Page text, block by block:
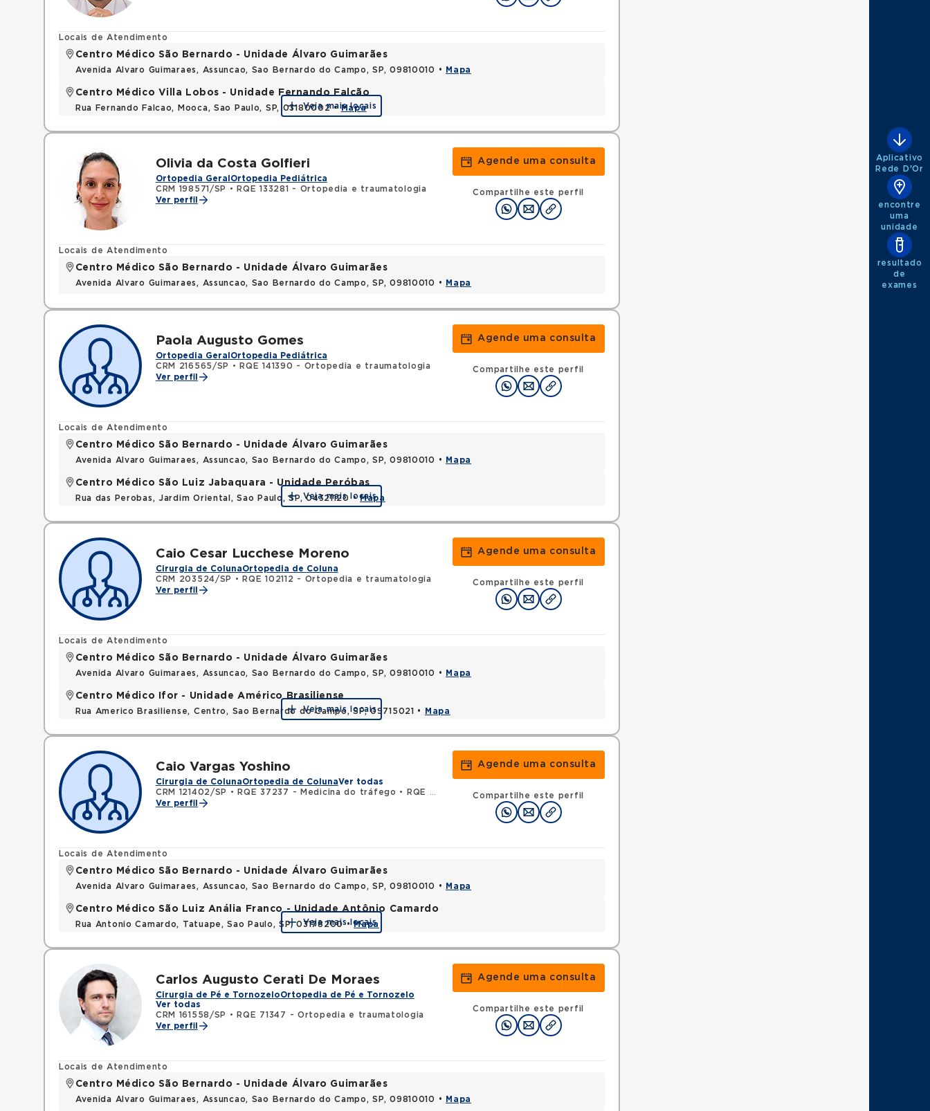
Locais de Atendimento
Centro Médico São Bernardo - Unidade Álvaro Guimarães
Avenida Alvaro Guimaraes, Assuncao, Sao Bernardo do Campo, SP, 09810010 • Mapa
Centro Médico Villa Lobos - Unidade Fernando Falcão
Rua Fernando Falcao, Mooca, Sao Paulo, SP, 03180002 •Mapa
Veja mais locais
Olivia da Costa Golfieri
Ortopedia Geral Ortopedia Pediátrica
CRM 198571/SP
•
RQE 133281 - Ortopedia e traumatologia
Ver perfil
Agende uma consulta
Compartilhe este perfil
Locais de Atendimento
Centro Médico São Bernardo - Unidade Álvaro Guimarães
Avenida Alvaro Guimaraes, Assuncao, Sao Bernardo do Campo, SP, 09810010 • Mapa
Paola Augusto Gomes
Ortopedia Geral Ortopedia Pediátrica
CRM 216565/SP
•
RQE 141390 - Ortopedia e traumatologia
Ver perfil
Agende uma consulta
Compartilhe este perfil
Locais de Atendimento
Centro Médico São Bernardo - Unidade Álvaro Guimarães
Avenida Alvaro Guimaraes, Assuncao, Sao Bernardo do Campo, SP, 09810010 • Mapa
Centro Médico São Luiz Jabaquara - Unidade Peróbas
Rua das Perobas, Jardim Oriental, Sao Paulo, SP, 04321120 •Mapa
Veja mais locais
Caio Cesar Lucchese Moreno
Cirurgia de ColunaOrtopedia de Coluna
CRM 203524/SP
•
RQE 102112 - Ortopedia e traumatologia
Ver perfil
Agende uma consulta
Compartilhe este perfil
Locais de Atendimento
Centro Médico São Bernardo - Unidade Álvaro Guimarães
Avenida Alvaro Guimaraes, Assuncao, Sao Bernardo do Campo, SP, 09810010 • Mapa
Centro Médico Ifor - Unidade Américo Brasiliense
Rua Americo Brasiliense, Centro, Sao Bernardo do Campo, SP, 09715021 • Mapa
Veja mais locais
Caio Vargas Yoshino
Cirurgia de ColunaOrtopedia de ColunaVer todas
CRM 121402/SP
• RQE 37237 - Medicina do tráfego •
RQE 37238 - Ortopedia e traumatologia
Ver perfil
Agende uma consulta
Compartilhe este perfil
Locais de Atendimento
Centro Médico São Bernardo - Unidade Álvaro Guimarães
Avenida Alvaro Guimaraes, Assuncao, Sao Bernardo do Campo, SP, 09810010 • Mapa
Centro Médico São Luiz Anália Franco - Unidade Antônio Camardo
Rua Antonio Camardo, Tatuape, Sao Paulo, SP, 03178200 •Mapa
Veja mais locais
Carlos Augusto Cerati De Moraes
Cirurgia de Pé e TornozeloOrtopedia de Pé e Tornozelo
Ver todas
CRM 161558/SP
•
RQE 71347 - Ortopedia e traumatologia
Ver perfil
Agende uma consulta
Compartilhe este perfil
Locais de Atendimento
Centro Médico São Bernardo - Unidade Álvaro Guimarães
Avenida Alvaro Guimaraes, Assuncao, Sao Bernardo do Campo, SP, 09810010 • Mapa
Aplicativo
Rede D'Or
encontre
uma
unidade
resultado
de
exames